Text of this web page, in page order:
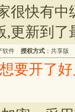
很快有
更新到了
软件 授权方式：共享版
要开了